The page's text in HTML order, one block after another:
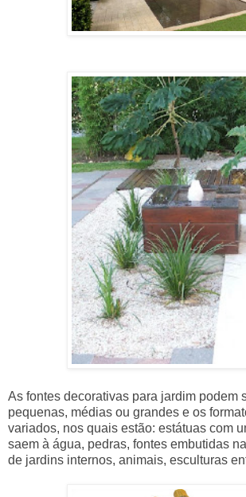
As fontes decorativas para jardim podem
pequenas, médias ou grandes e os
variados, nos quais estão: estátuas com
saem à água, pedras, fontes embutidas
de jardins internos, animais, esculturas